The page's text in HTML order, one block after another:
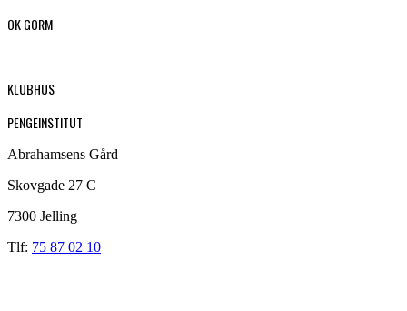
OK GORM
KLUBHUS
PENGEINSTITUT
Abrahamsens Gård
Skovgade 27 C
7300 Jelling
Tlf: 75 87 02 10